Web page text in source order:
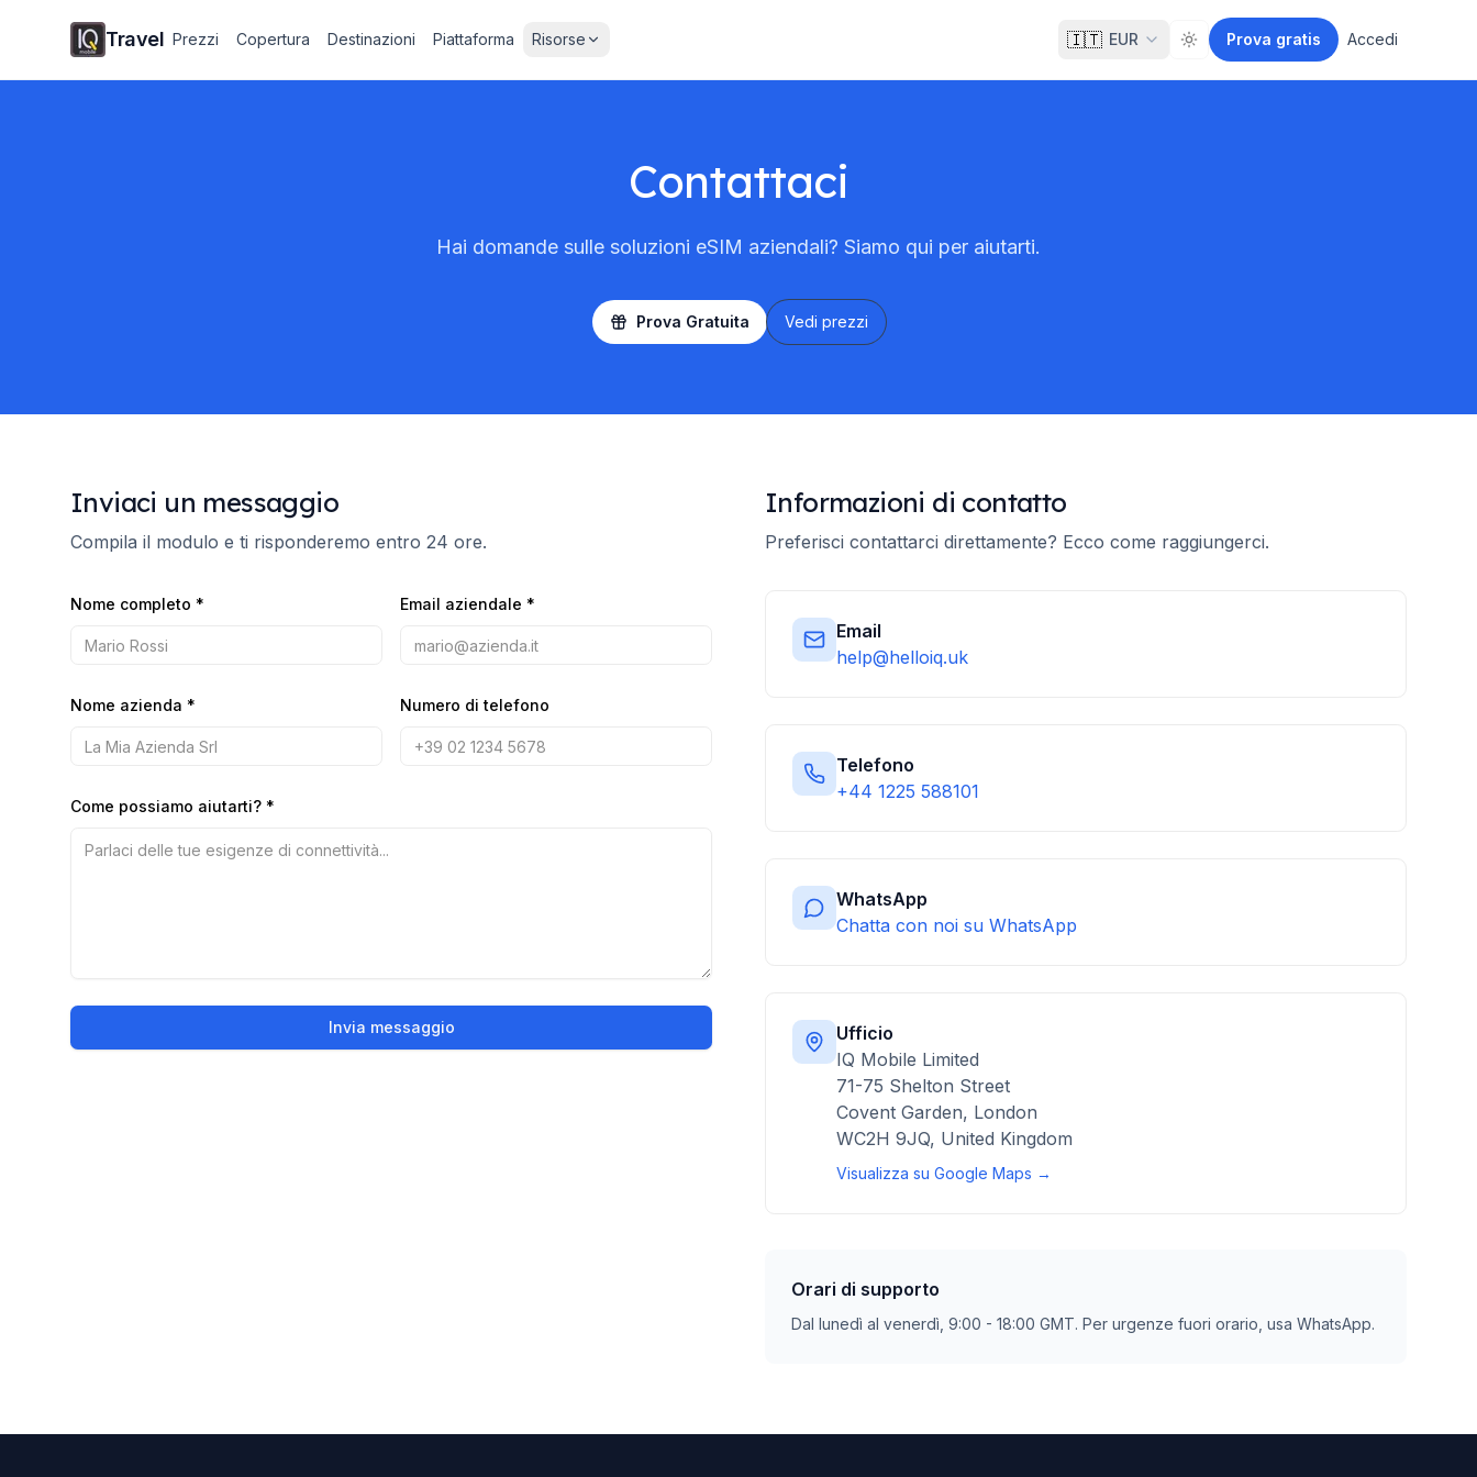
Travel Prezzi Copertura Destinazioni Piattaforma Risorse 🇮🇹 EUR
Toggle theme
Prova gratis Accedi
Contattaci
Hai domande sulle soluzioni eSIM aziendali? Siamo qui per aiutarti.
Prova Gratuita Vedi prezzi
Inviaci un messaggio
Compila il modulo e ti risponderemo entro 24 ore.
Nome completo * Email aziendale *
Nome azienda * Numero di telefono
Come possiamo aiutarti? *
Invia messaggio
Informazioni di contatto
Preferisci contattarci direttamente? Ecco come raggiungerci.
Email
help@helloiq.uk
Telefono
+44 1225 588101
WhatsApp
Chatta con noi su WhatsApp
Ufficio
IQ Mobile Limited
71-75 Shelton Street
Covent Garden, London
WC2H 9JQ, United Kingdom
Visualizza su Google Maps →
Orari di supporto
Dal lunedì al venerdì, 9:00 - 18:00 GMT. Per urgenze fuori orario, usa WhatsApp.